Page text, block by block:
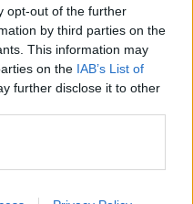
opt-out of the further
by third parties on the
This information may
on the IAB’s List of
further disclose it to other